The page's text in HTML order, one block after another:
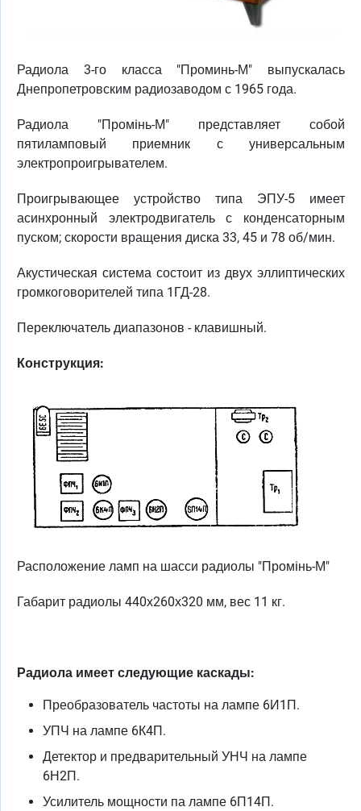
Радиола 3-го класса "Проминь-М" выпускалась
Днепропетровским радиозаводом с 1965 года.
Радиола "Промiнь-М" представляет собой
пятиламповый приемник с универсальным
электропроигрывателем.
Проигрывающее устройство типа ЭПУ-5 имеет
асинхронный электродвигатель с конденсаторным
пуском; скорости вращения диска 33, 45 и 78 об/мин.
Акустическая система состоит из двух эллиптических
громкоговорителей типа 1ГД-28.
Переключатель диапазонов - клавишный.
Конструкция:
Расположение ламп на шасси радиолы "Промiнь-М"
Габарит радиолы 440х260х320 мм, вес 11 кг.
Радиола имеет следующие каскады:
Преобразователь частоты на лампе 6И1П.
УПЧ на лампе 6К4П.
Детектор и предварительный УНЧ на лампе
6Н2П.
Усилитель мощности па лампе 6П14П.